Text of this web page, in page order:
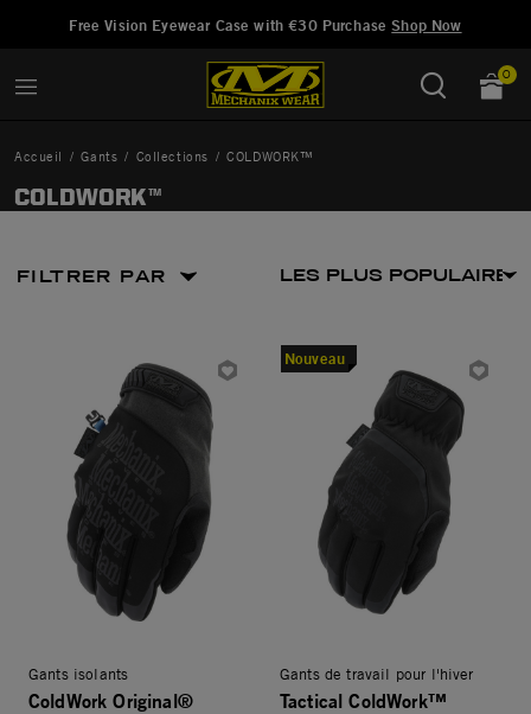
Free Vision Eyewear Case with €30 PurchaseShop Now
0
Accueil Gants Collections COLDWORK™
COLDWORK™
FILTRER PAR
Gants isolants
ColdWork Original®
Nouveau
Gants de travail pour l'hiver
Tactical ColdWork™
Ajouté à Gérer la liste d'envies